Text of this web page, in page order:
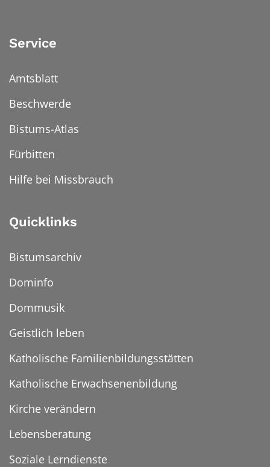
Service
Amtsblatt
Beschwerde
Bistums-Atlas
Fürbitten
Hilfe bei Missbrauch
Quicklinks
Bistumsarchiv
Dominfo
Dommusik
Geistlich leben
Katholische Familienbildungsstätten
Katholische Erwachsenenbildung
Kirche verändern
Lebensberatung
Soziale Lerndienste